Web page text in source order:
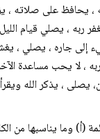
يحافظ على صلاته ،
ربه ، يصلي قيام
إلى جاره ، يصلي ،
، لا يحب مساعدة
يصلى ، يذكر الله ويقرأ
(أ) وما يناسبها من